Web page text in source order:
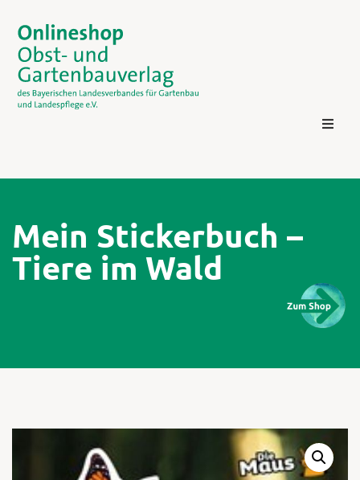
Kontakt
Zum
Mein Stickerbuch –
Tiere im Wald